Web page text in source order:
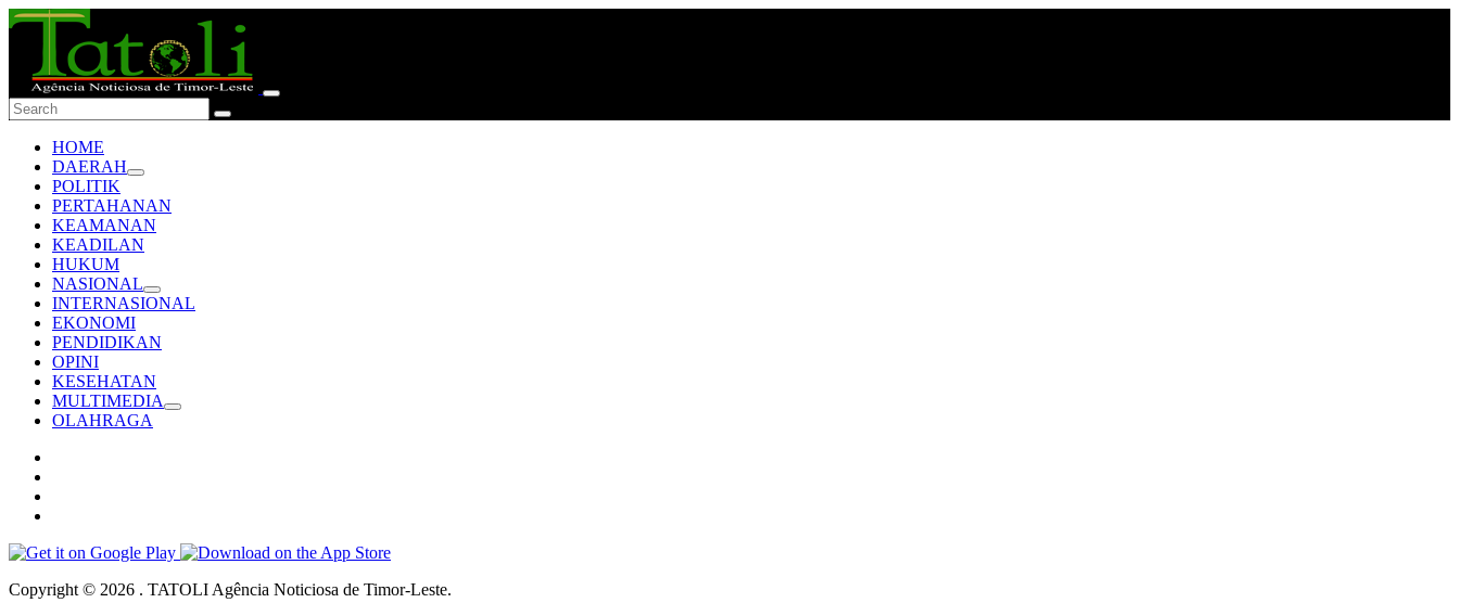
HOME
DAERAH
POLITIK
PERTAHANAN
KEAMANAN
KEADILAN
HUKUM
NASIONAL
INTERNASIONAL
EKONOMI
PENDIDIKAN
OPINI
KESEHATAN
MULTIMEDIA
OLAHRAGA
Copyright © 2026 . TATOLI Agência Noticiosa de Timor-Leste.